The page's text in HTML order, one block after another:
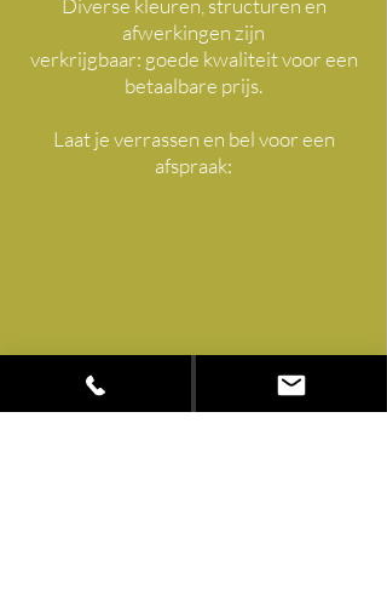
Diverse kleuren, structuren en
afwerkingen zijn
verkrijgbaar: goede kwaliteit voor een
betaalbare prijs.
Laat je verrassen en bel voor een
afspraak: